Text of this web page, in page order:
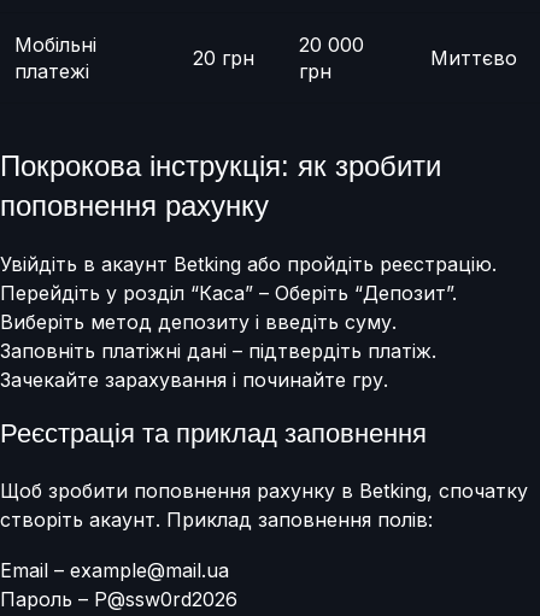
Мобільні
платежі
20 грн
20 000
грн
Миттєво
Покрокова інструкція: як зробити
поповнення рахунку
Увійдіть в акаунт Betking або пройдіть реєстрацію.
Перейдіть у розділ “Каса” – Оберіть “Депозит”.
Виберіть метод депозиту і введіть суму.
Заповніть платіжні дані – підтвердіть платіж.
Зачекайте зарахування і починайте гру.
Реєстрація та приклад заповнення
Щоб зробити поповнення рахунку в Betking, спочатку
створіть акаунт. Приклад заповнення полів:
Email – example@mail.ua
Пароль – P@ssw0rd2026